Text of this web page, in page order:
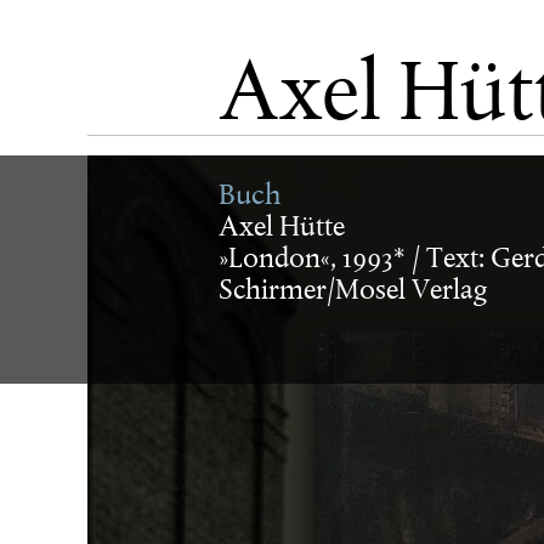
aktuell
künstler
verlag
Axel
Buch
Axel Hütte
»London«, 1993* / Text:
Schirmer/Mosel Verlag